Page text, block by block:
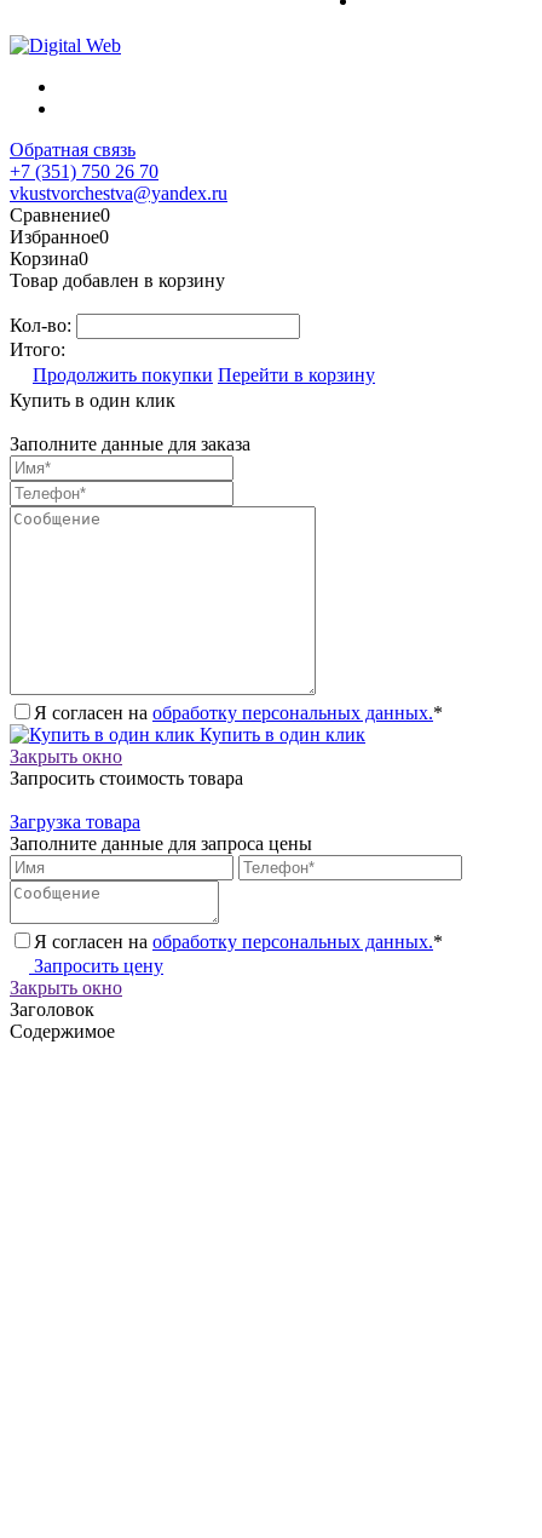
Обратная связь
+7 (351) 750 26 70
vkustvorchestva@yandex.ru
Сравнение0
Избранное0
Корзина0
Товар добавлен в корзину
Кол-во:
Итого:
Продолжить покупки Перейти в корзину
Купить в один клик
Заполните данные для заказа
Я согласен на обработку персональных данных.*
Купить в один клик
Закрыть окно
Запросить стоимость товара
Загрузка товара
Заполните данные для запроса цены
Я согласен на обработку персональных данных.*
Запросить цену
Закрыть окно
Заголовок
Содержимое